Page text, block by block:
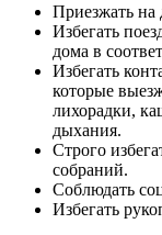
Приезжать на
Избегать
дома в
Избегать
которые
лихорадки,
дыхания.
Строго
собраний.
Соблюдать
Избегать